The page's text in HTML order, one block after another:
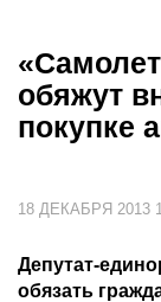
обяжут
покупке
18 ДЕКАБРЯ 2013
Депутат-
обязать